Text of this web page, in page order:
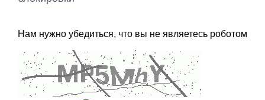
Нам нужно убедиться, что вы не являетесь роботом